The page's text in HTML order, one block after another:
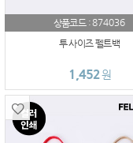
상품코드 :874036
투 사이즈 펠트백
1,452원